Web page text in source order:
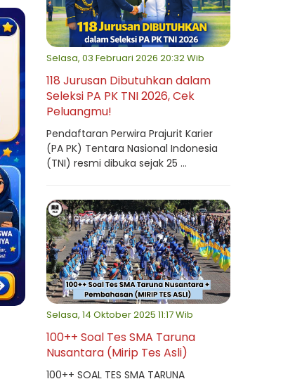
Selasa, 03 Februari 2026 20:32 Wib
118 Jurusan Dibutuhkan dalam
Seleksi PA PK TNI 2026, Cek
Peluangmu!
Pendaftaran Perwira Prajurit Karier
(PA PK) Tentara Nasional Indonesia
(TNI) resmi dibuka sejak 25 ...
Selasa, 14 Oktober 2025 11:17 Wib
100++ Soal Tes SMA Taruna
Nusantara (Mirip Tes Asli)
100++ SOAL TES SMA TARUNA